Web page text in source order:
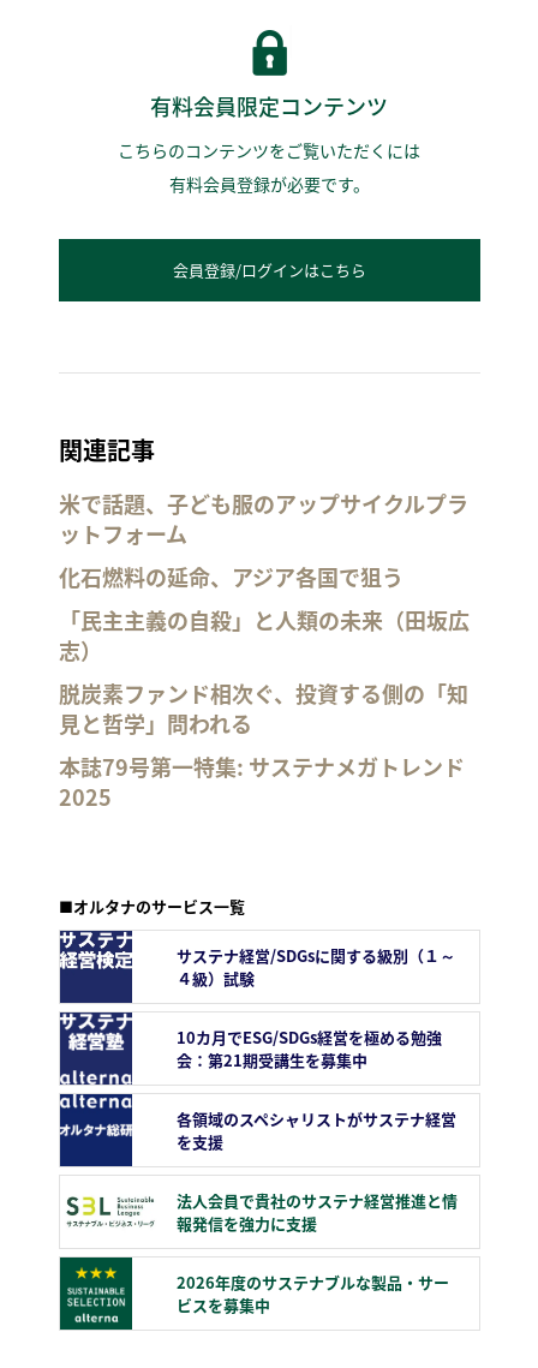
有料会員限定コンテンツ
こちらのコンテンツをご覧いただくには
有料会員登録が必要です。
会員登録/ログインはこちら
関連記事
米で話題、子ども服のアップサイクルプラ
ットフォーム
化石燃料の延命、アジア各国で狙う
「民主主義の自殺」と人類の未来（田坂広
志）
脱炭素ファンド相次ぐ、投資する側の「知
見と哲学」問われる
本誌79号第一特集: サステナメガトレンド
2025
■オルタナのサービス一覧
サステナ経営/SDGsに関する級別（１～
４級）試験
10カ月でESG/SDGs経営を極める勉強
会：第21期受講生を募集中
各領域のスペシャリストがサステナ経営
を支援
法人会員で貴社のサステナ経営推進と情
報発信を強力に支援
2026年度のサステナブルな製品・サー
ビスを募集中